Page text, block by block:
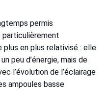
permis
particulièrement
en plus relativisé : elle
peu d’énergie, mais de
l’évolution de l’éclairage
ampoules basse